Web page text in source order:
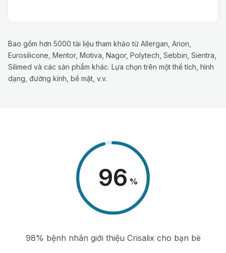
Bao gồm hơn 5000 tài liệu tham khảo từ Allergan, Arion,
Eurosilicone, Mentor, Motiva, Nagor, Polytech, Sebbin, Sientra,
Silimed và các sản phẩm khác. Lựa chọn trên một thể tích, hình
dạng, đường kính, bề mặt, v.v.
98 %
98% bệnh nhân giới thiệu Crisalix cho bạn bè